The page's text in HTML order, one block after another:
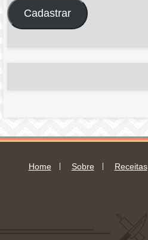
endereço
de
Cadastrar
Home Sobre Receitas